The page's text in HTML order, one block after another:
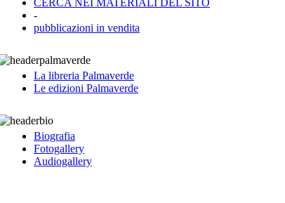
CERCA NEI MATERIALI DEL SITO
-
pubblicazioni in vendita
La libreria Palmaverde
Le edizioni Palmaverde
Biografia
Fotogallery
Audiogallery